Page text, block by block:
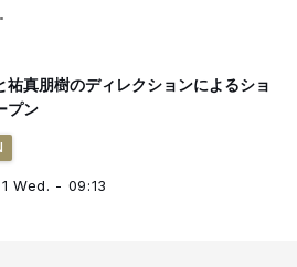
祐真朋樹のディレクションによるショ
プン
Wed. - 09:13